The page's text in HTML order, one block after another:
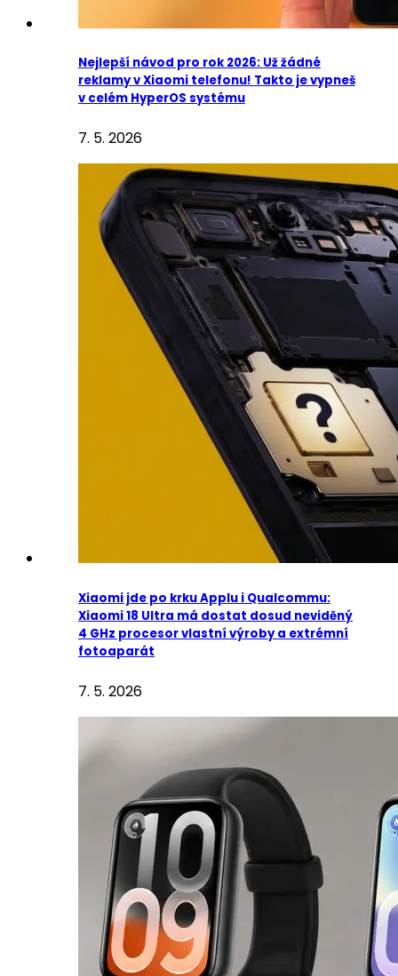
Nejlepší návod pro rok 2026: Už žádné
reklamy v Xiaomi telefonu! Takto je vypneš
v celém HyperOS systému
7. 5. 2026
Xiaomi jde po krku Applu i Qualcommu:
Xiaomi 18 Ultra má dostat dosud neviděný
4 GHz procesor vlastní výroby a extrémní
fotoaparát
7. 5. 2026